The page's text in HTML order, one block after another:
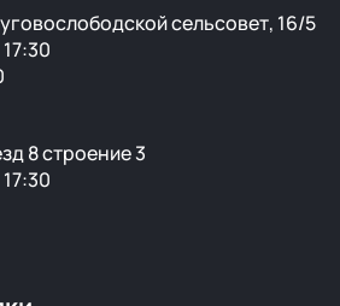
сельсовет, 16/5
8 строение 3